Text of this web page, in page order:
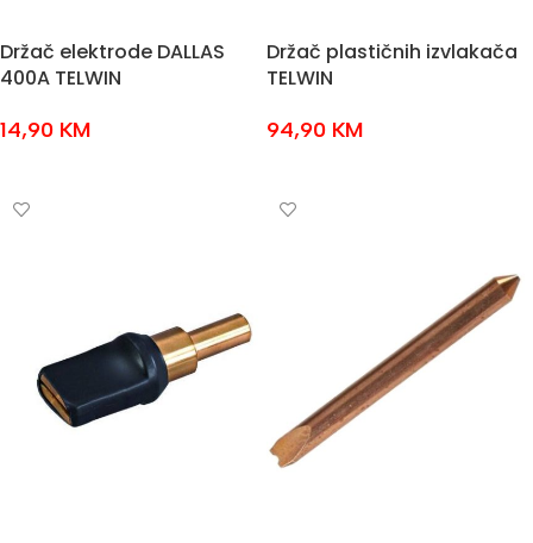
Držač elektrode DALLAS
400A TELWIN
14,90 KM
Držač plastičnih izvlakača
TELWIN
94,90 KM